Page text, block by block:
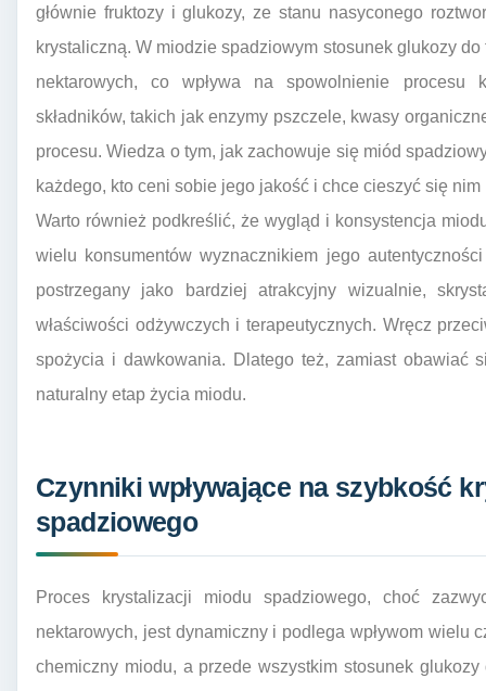
głównie fruktozy i glukozy, ze stanu nasyconego
krystaliczną. W miodzie spadziowym stosunek glukozy
nektarowych, co wpływa na spowolnienie procesu
składników, takich jak enzymy pszczele, kwasy
procesu. Wiedza o tym, jak zachowuje się miód
każdego, kto ceni sobie jego jakość i chce cieszyć się nim
Warto również podkreślić, że wygląd i konsystencja
wielu konsumentów wyznacznikiem jego
postrzegany jako bardziej atrakcyjny wizualnie,
właściwości odżywczych i terapeutycznych. Wręcz
spożycia i dawkowania. Dlatego też, zamiast obawiać
naturalny etap życia miodu.
Czynniki wpływające na szybkość
spadziowego
Proces krystalizacji miodu spadziowego, choć
nektarowych, jest dynamiczny i podlega wpływom wielu
chemiczny miodu, a przede wszystkim stosunek